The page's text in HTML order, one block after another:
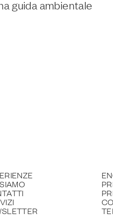
guida ambientale